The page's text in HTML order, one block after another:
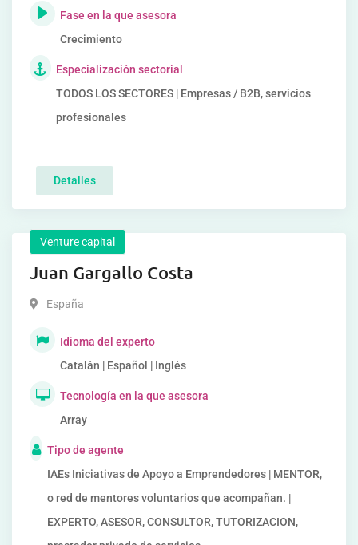
Fase en la que asesora
Crecimiento
Especialización sectorial
TODOS LOS SECTORES | Empresas / B2B, servicios
profesionales
Detalles
Venture capital
Juan Gargallo Costa
España
Idioma del experto
Catalán | Español | Inglés
Tecnología en la que asesora
Array
Tipo de agente
IAEs Iniciativas de Apoyo a Emprendedores | MENTOR,
o red de mentores voluntarios que acompañan. |
EXPERTO, ASESOR, CONSULTOR, TUTORIZACION,